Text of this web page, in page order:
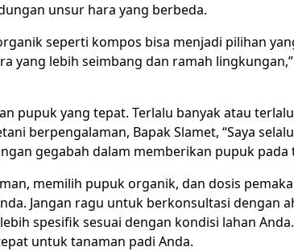
unsur hara yang berbeda.
seperti kompos bisa menjadi pilihan
yang lebih seimbang dan ramah
pupuk yang tepat. Terlalu banyak atau
berpengalaman, Bapak Slamet, “Saya
gegabah dalam memberikan pupuk pada
memilih pupuk organik, dan dosis
Jangan ragu untuk berkonsultasi dengan
spesifik sesuai dengan kondisi lahan
untuk tanaman padi Anda.